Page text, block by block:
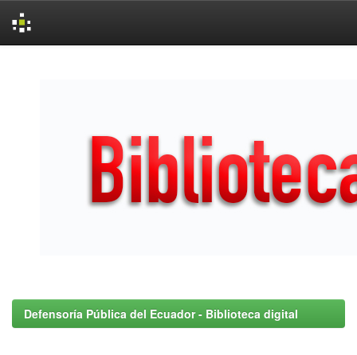
Defensoría Pública del Ecuador - Biblioteca digital